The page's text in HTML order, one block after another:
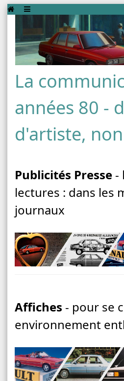
La
années 80 -
d'artiste, non
Publicités Presse -
lectures : dans les
journaux
Affiches - pour se
environnement